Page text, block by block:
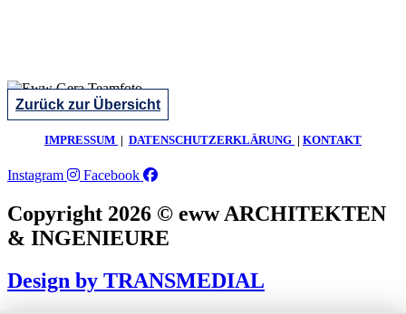
Zurück zur Übersicht
IMPRESSUM | DATENSCHUTZERKLÄRUNG | KONTAKT
Instagram Facebook
Copyright 2026 © eww ARCHITEKTEN
& INGENIEURE
Design by TRANSMEDIAL